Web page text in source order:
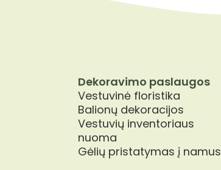
Dekoravimo paslaugos
Vestuvinė floristika
Balionų dekoracijos
Vestuvių inventoriaus
nuoma
Gėlių pristatymas į namus